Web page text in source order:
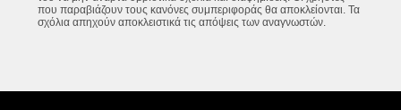
που παραβιάζουν τους κανόνες συμπεριφοράς θα αποκλείονται. Τα
σχόλια απηχούν αποκλειστικά τις απόψεις των αναγνωστών.